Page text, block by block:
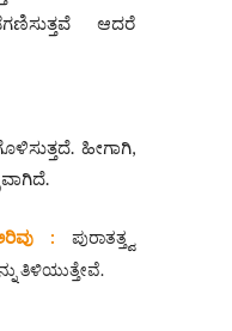
ಆದರೆ
ಹೀಗಾಗಿ,
:ಪುರಾತತ್ತ್ವ
ತಿಳಿಯುತ್ತೇವೆ.